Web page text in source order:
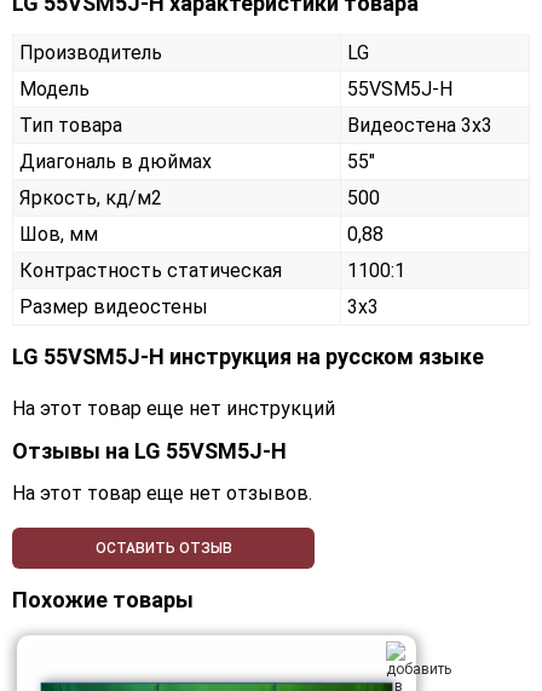
Производитель
LG
Модель
55VSM5J-H
Тип товара
Видеостена 3х3
Диагональ в дюймах
55"
Яркость, кд/м2
500
Шов, мм
0,88
Контрастность статическая
1100:1
Размер видеостены
3x3
LG 55VSM5J-H инструкция на русском языке
На этот товар еще нет инструкций
Отзывы на LG 55VSM5J-H
На этот товар еще нет отзывов.
ОСТАВИТЬ ОТЗЫВ
Похожие товары